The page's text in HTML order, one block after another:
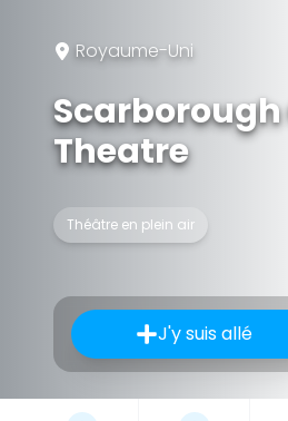
Royaume-Uni
Scarborough
Theatre
Théâtre en plein air
J'y suis allé